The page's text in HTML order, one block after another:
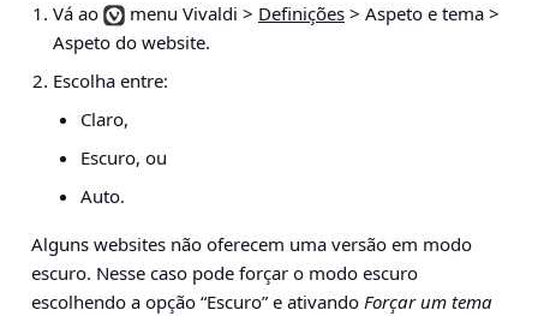
Vá ao
menu Vivaldi > Definições > Aspeto e tema >
Aspeto do website.
Escolha entre:
Claro,
Escuro, ou
Auto.
Alguns websites não oferecem uma versão em modo
escuro. Nesse caso pode forçar o modo escuro
escolhendo a opção “Escuro” e ativando Forçar um tema